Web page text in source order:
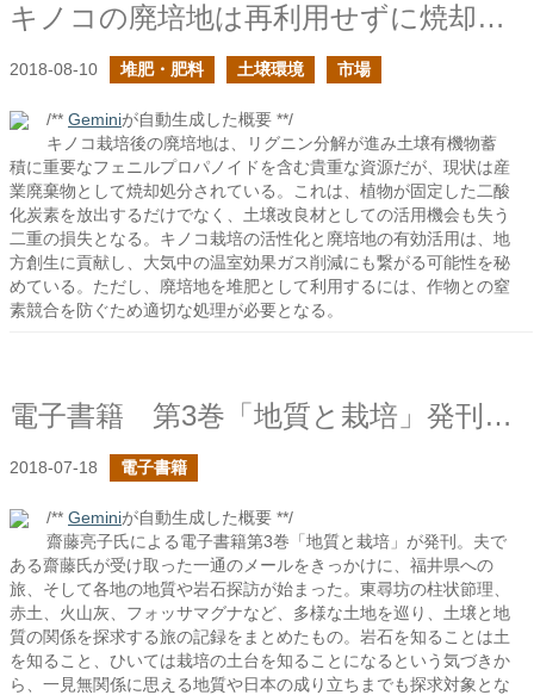
キノコの廃培地は再利用せずに焼却している
2018-08-10 堆肥・肥料 土壌環境 市場
/** Geminiが自動生成した概要 **/
キノコ栽培後の廃培地は、リグニン分解が進み土壌有機物蓄
積に重要なフェニルプロパノイドを含む貴重な資源だが、現状は産
業廃棄物として焼却処分されている。これは、植物が固定した二酸
化炭素を放出するだけでなく、土壌改良材としての活用機会も失う
二重の損失となる。キノコ栽培の活性化と廃培地の有効活用は、地
方創生に貢献し、大気中の温室効果ガス削減にも繋がる可能性を秘
めている。ただし、廃培地を堆肥として利用するには、作物との窒
素競合を防ぐため適切な処理が必要となる。
電子書籍 第3巻「地質と栽培」発刊しました！
2018-07-18 電子書籍
/** Geminiが自動生成した概要 **/
齋藤亮子氏による電子書籍第3巻「地質と栽培」が発刊。夫で
ある齋藤氏が受け取った一通のメールをきっかけに、福井県への
旅、そして各地の地質や岩石探訪が始まった。東尋坊の柱状節理、
赤土、火山灰、フォッサマグナなど、多様な土地を巡り、土壌と地
質の関係を探求する旅の記録をまとめたもの。岩石を知ることは土
を知ること、ひいては栽培の土台を知ることになるという気づきか
ら、一見無関係に思える地質や日本の成り立ちまでも探求対象とな